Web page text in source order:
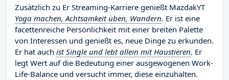
Zusätzlich zu Er Streaming-Karriere genießt MazdakYT
Yoga machen, Achtsamkeit üben, Wandern. Er ist eine
facettenreiche Persönlichkeit mit einer breiten Palette
von Interessen und genießt es, neue Dinge zu erkunden.
Er hat auch ist Single und lebt allein mit Haustieren. Er
legt Wert auf die Bedeutung einer ausgewogenen Work-
Life-Balance und versucht immer, diese einzuhalten.